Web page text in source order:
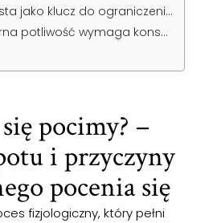
Higiena osobista jako klucz do ograniczenia potliwości
Kiedy nadmierna potliwość wymaga konsultacji lekarskiej?
pocimy? –
i przyczyny
pocenia się
fizjologiczny, który pełni